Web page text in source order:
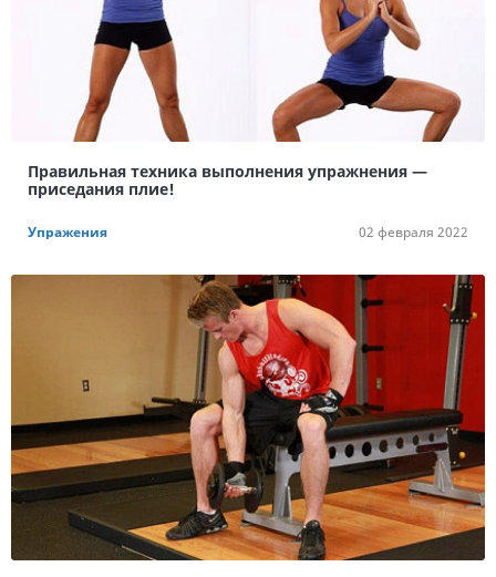
Правильная техника выполнения упражнения —
приседания плие!
Упражения 02 февраля 2022